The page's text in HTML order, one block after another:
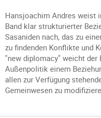
Hansjoachim Andres weist
Band klar strukturierter
Sasaniden nach, das zu
zu findenden Konflikte und
"new diplomacy" weicht
Außenpolitik einem
allen zur Verfügung
Gemeinwesen zu